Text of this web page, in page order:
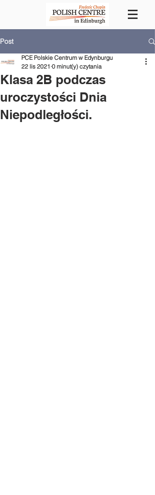
Post
Klasa 2B podczas
uroczystości Dnia
Niepodległości.
PCE Polskie Centrum w Edynburgu
22 lis 2021 0 minut(y) czytania